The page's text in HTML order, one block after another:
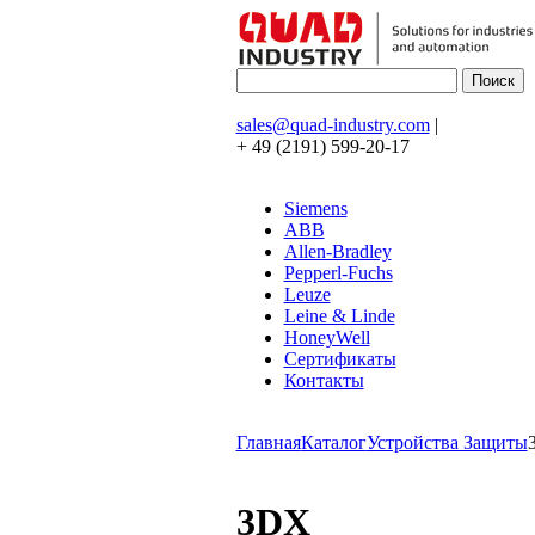
sales@quad-industry.com|
+ 49 (2191) 599-20-17
Siemens
ABB
Allen-Bradley
Pepperl-Fuchs
Leuze
Leine & Linde
HoneyWell
Сертификаты
Контакты
ГлавнаяКаталогУстройства Защиты
3DX